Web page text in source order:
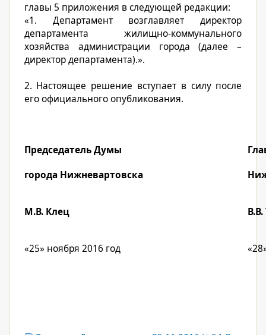
главы 5 приложения в следующей редакции:
«1. Департамент возглавляет директор
департамента жилищно-коммунального
хозяйства администрации города (далее –
директор департамента).».
2. Настоящее решение вступает в силу после
его официального опубликования.
Председатель Думы
города Нижневартовска
М.В. Клец
«25» ноября 2016 год